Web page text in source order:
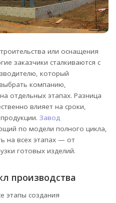
или оснащения
заказчики сталкиваются с
который
компанию,
отдельных этапах. Разница
влияет на сроки,
Завод
по модели полного цикла,
на всех этапах — от
готовых изделий.
производства
этапы создания